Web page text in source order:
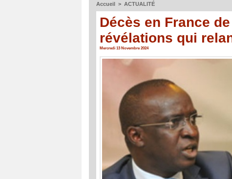
Accueil > ACTUALITÉ
Décès en France
révélations qui
Mercredi 13 Novembre 2024